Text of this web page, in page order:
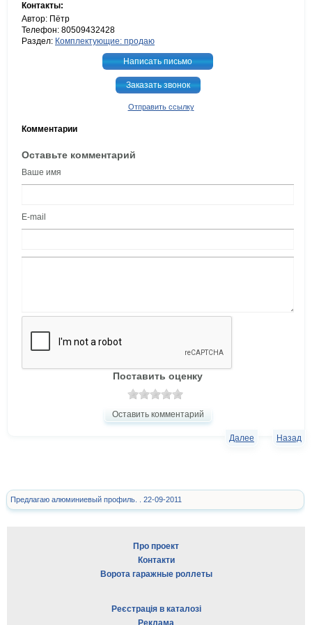
Контакты:
Автор: Пётр
Телефон: 80509432428
Раздел: Комплектующие: продаю
Написать письмо
Заказать звонок
Отправить ссылку
Комментарии
Оставьте комментарий
Ваше имя
E-mail
Поставить оценку
Оставить комментарий
Назад
Далее
Предлагаю алюминиевый профиль. . 22-09-2011
Про проект
Контакти
Ворота гаражные роллеты
Реєстрація в каталозі